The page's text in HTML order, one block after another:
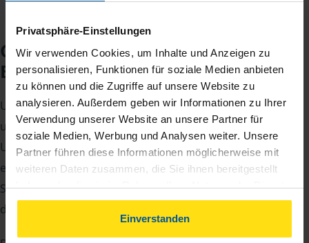
Privatsphäre-Einstellungen
Wir verwenden Cookies, um Inhalte und Anzeigen zu
personalisieren, Funktionen für soziale Medien anbieten
zu können und die Zugriffe auf unsere Website zu
analysieren. Außerdem geben wir Informationen zu Ihrer
Verwendung unserer Website an unsere Partner für
soziale Medien, Werbung und Analysen weiter. Unsere
Partner führen diese Informationen möglicherweise mit
weiteren Daten zusammen, die Sie ihnen bereitgestellt
haben oder die sie im Rahmen Ihrer Nutzung der Dienste
gesammelt haben. Indem Sie auf Einverstanden klicken,
können Sie der Verwendung von Cookies, gemäß
unserer➔ Datenschutzrichtliniezustimmen.
Einverstanden
Checkliste für Ihr
Beratungsgespräch
Um Ihre Steuererklärung erstellen zu können, benötigen
unsere Beraterinnen und Berater eine Reihe von
Unterlagen von Ihnen. Dazu gehört beispielsweise die
elektronische Lohnsteuerbescheinigung, Ihre
Steueridentifikationsnummer, der Rentenbescheid oder
die Bescheinigung über das Kindergeld.